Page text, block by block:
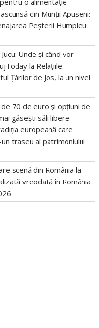
o alimentație
din Munții Apuseni:
Peșterii Humpleu
Unde și când vor
la Relațiile
Țărilor de Jos, la un nivel
70 de euro și opțiuni de
găsești săli libere -
europeană care
traseu al patrimoniului
scenă din România la
vreodată în România